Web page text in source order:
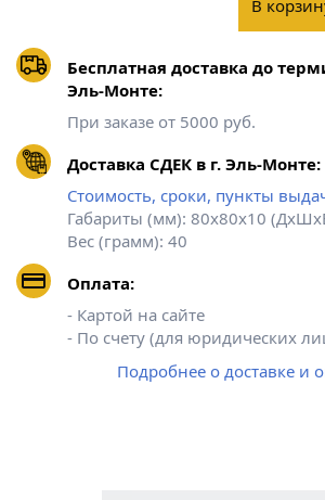
В
Бесплатная доставка до
Эль-Монте:
При заказе от 5000 руб.
Доставка СДЕК в г. Эль-Монте:
Стоимость, сроки, пункты
Габариты (мм): 80х80х10
Вес (грамм): 40
Оплата:
- Картой на сайте
- По счету (для юридических
Подробнее о доставке и